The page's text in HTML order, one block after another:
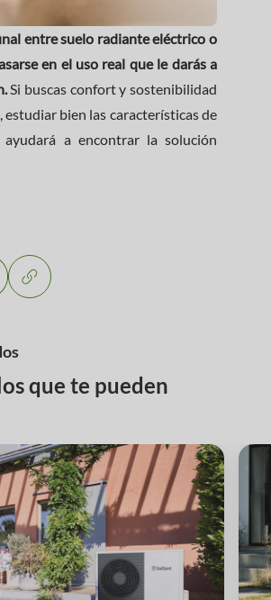
entre suelo radiante eléctrico o
en el uso real que le darás a
Si buscas confort y sostenibilidad
estudiar bien las características de
a encontrar la solución
que te pueden